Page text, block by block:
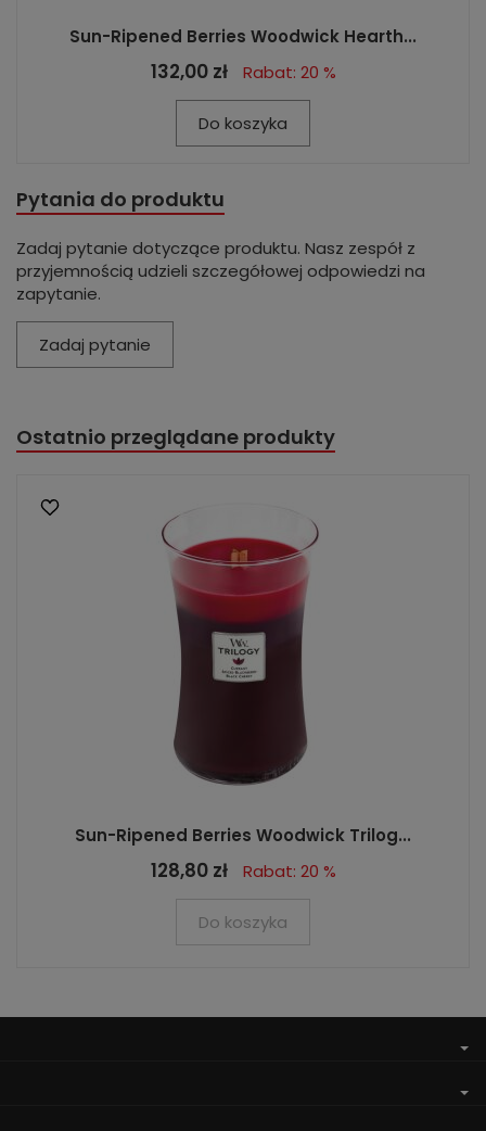
Sun-Ripened Berries Woodwick Hearth...
132,00 zł Rabat: 20 %
Do koszyka
Pytania do produktu
Zadaj pytanie dotyczące produktu. Nasz zespół z
przyjemnością udzieli szczegółowej odpowiedzi na
zapytanie.
Zadaj pytanie
Ostatnio przeglądane produkty
Sun-Ripened Berries Woodwick Trilog...
128,80 zł Rabat: 20 %
Do koszyka